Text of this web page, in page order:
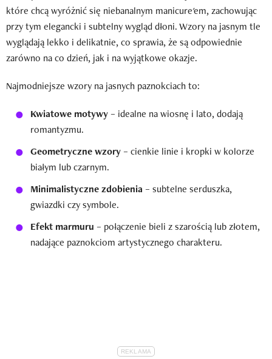
które chcą wyróżnić się niebanalnym manicure'em, zachowując
przy tym elegancki i subtelny wygląd dłoni. Wzory na jasnym tle
wyglądają lekko i delikatnie, co sprawia, że są odpowiednie
zarówno na co dzień, jak i na wyjątkowe okazje.
Najmodniejsze wzory na jasnych paznokciach to:
Kwiatowe motywy – idealne na wiosnę i lato, dodają
romantyzmu.
Geometryczne wzory – cienkie linie i kropki w kolorze
białym lub czarnym.
Minimalistyczne zdobienia – subtelne serduszka,
gwiazdki czy symbole.
Efekt marmuru – połączenie bieli z szarością lub złotem,
nadające paznokciom artystycznego charakteru.